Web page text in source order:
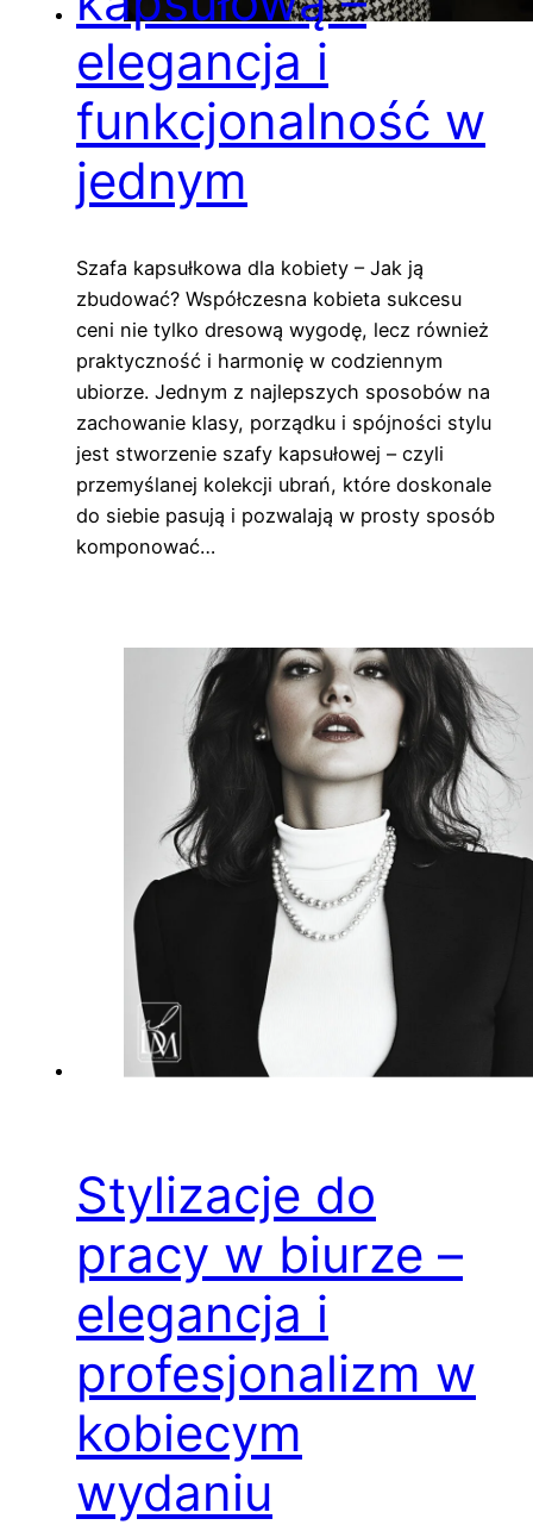
elegancja i
funkcjonalność w
jednym
Szafa kapsułkowa dla kobiety – Jak ją
zbudować? Współczesna kobieta sukcesu
ceni nie tylko dresową wygodę, lecz również
praktyczność i harmonię w codziennym
ubiorze. Jednym z najlepszych sposobów na
zachowanie klasy, porządku i spójności stylu
jest stworzenie szafy kapsułowej – czyli
przemyślanej kolekcji ubrań, które doskonale
do siebie pasują i pozwalają w prosty sposób
komponować…
Stylizacje do
pracy w biurze –
elegancja i
profesjonalizm w
kobiecym
wydaniu